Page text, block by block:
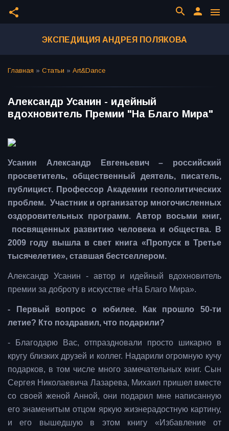
share menu
person
search
ЭКСПЕДИЦИЯ АНДРЕЯ ПОЛЯКОВА
Главная » Статьи » Art&Dance
Александр Усанин - идейный
вдохновитель Премии "На Благо Мира"
Усанин Александр Евгеньевич – российский
просветитель, общественный деятель, писатель,
публицист. Профессор Академии геополитических
проблем. Участник и организатор многочисленных
оздоровительных программ. Автор восьми книг,
посвященных развитию человека и общества. В
2009 году вышла в свет книга «Пропуск в Третье
тысячелетие», ставшая бестселлером.
Александр Усанин - автор и идейный вдохновитель
премии за доброту в искусстве «На Благо Мира».
- Первый вопрос о юбилее. Как прошло 50-ти
летие? Кто поздравил, что подарили?
- Благодарю Вас, отпраздновали просто шикарно в
кругу близких друзей и коллег. Надарили огромную кучу
подарков, в том числе много замечательных книг. Сын
Сергея Николаевича Лазарева, Михаил пришел вместе
со своей женой Анной, они подарил мне написанную
его знаменитым отцом яркую жизнерадостную картину,
и его вышедшую в этом книгу «Избавление от